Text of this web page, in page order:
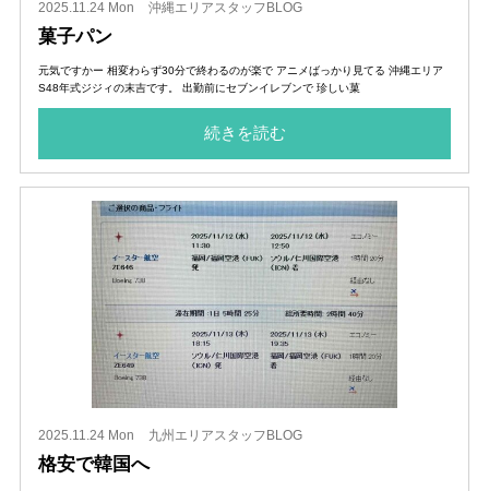
2025.11.24 Mon 沖縄エリアスタッフBLOG
菓子パン
元気ですかー 相変わらず30分で終わるのが楽で アニメばっかり見てる 沖縄エリア
S48年式ジジィの末吉です。 出勤前にセブンイレブンで 珍しい菓
続きを読む
2025.11.24 Mon 九州エリアスタッフBLOG
格安で韓国へ